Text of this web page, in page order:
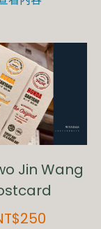
Jin Wang
250